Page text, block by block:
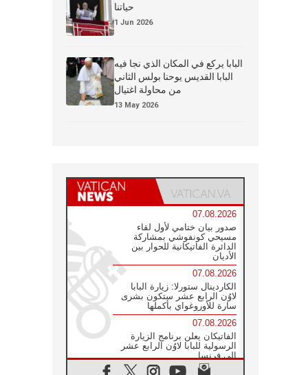
حياتنا
1 Jun 2026
البابا يركع في المكان الذي نجا فيه
البابا القديس يوحنا بولس الثاني
من محاولة اغتيال
13 May 2026
07.08.2026
صدور بيان ختامي لأول لقاء
مسيحي كونفوشي بمشاركة
الدائرة الفاتيكانية للحوار بين
الأديان
07.08.2026
الكاردينال ستورلا: زيارة البابا
لاوُن الرابع عشر ستكون بشرى
سارة للأوروغواي بأكملها
07.08.2026
الفاتيكان يعلن برنامج الزيارة
الرسولية للبابا لاوُن الرابع عشر
إلى فرنسا
07.08.2026